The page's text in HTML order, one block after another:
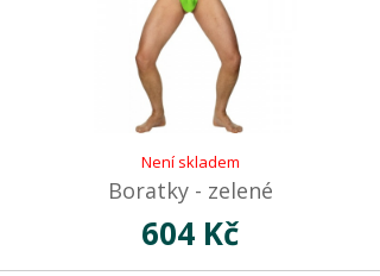
Není skladem
Boratky - zelené
604 Kč